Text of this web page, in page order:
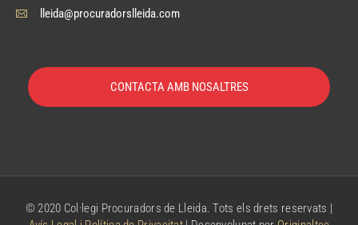
lleida@procuradorslleida.com
CONTACTA AMB NOSALTRES
© 2020 Col·legi Procuradors de Lleida. Tots els drets reservats |